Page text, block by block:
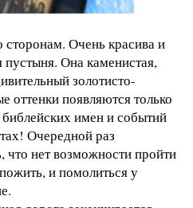
Очень красива и
пустыня. Она каменистая,
золотисто-
оттенки появляются только
имен и событий
Очередной раз
что нет возможности пройти
и помолиться у